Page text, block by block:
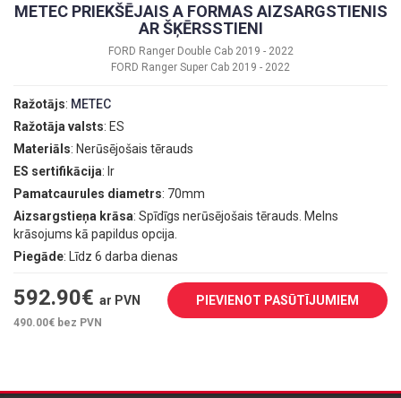
METEC PRIEKŠĒJAIS A FORMAS AIZSARGSTIENIS
AR ŠĶĒRSSTIENI
FORD Ranger Double Cab 2019 - 2022
FORD Ranger Super Cab 2019 - 2022
Ražotājs: METEC
Ražotāja valsts: ES
Materiāls: Nerūsējošais tērauds
ES sertifikācija: Ir
Pamatcaurules diametrs: 70mm
Aizsargstieņa krāsa: Spīdīgs nerūsējošais tērauds. Melns
krāsojums kā papildus opcija.
Piegāde: Līdz 6 darba dienas
592.90€ ar PVN
490.00€ bez PVN
PIEVIENOT PASŪTĪJUMIEM